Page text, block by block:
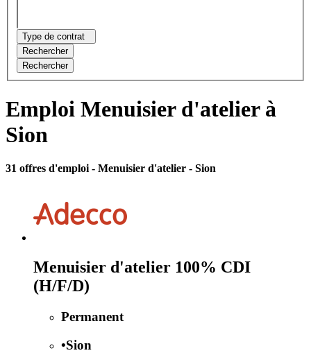
Type de contrat
Rechercher
Rechercher
Emploi Menuisier d'atelier à
Sion
31 offres d'emploi - Menuisier d'atelier - Sion
Menuisier d'atelier 100% CDI
(H/F/D)
Permanent
•Sion